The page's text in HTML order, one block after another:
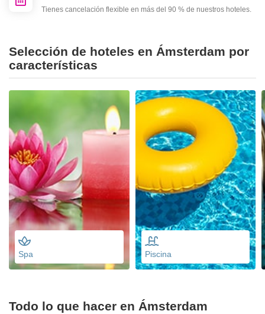
Tienes cancelación flexible en más del 90 % de nuestros hoteles.
Selección de hoteles en Ámsterdam por
características
Spa Piscina
Todo lo que hacer en Ámsterdam